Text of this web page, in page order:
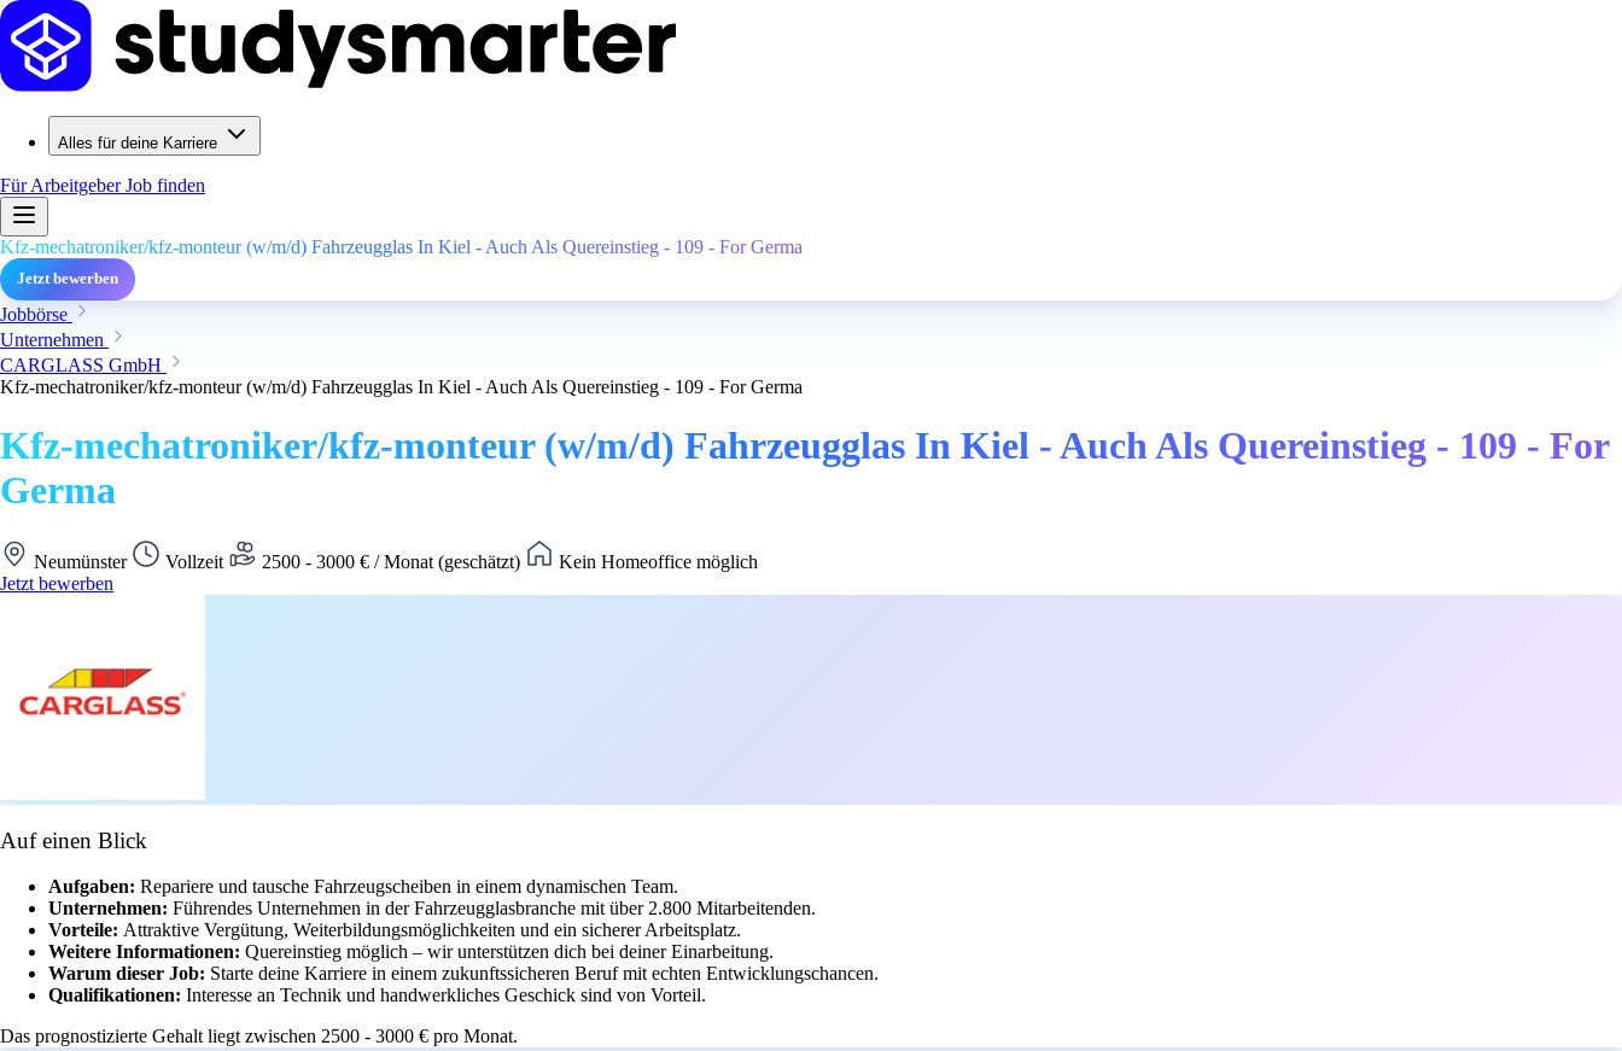
Alles für deine Karriere
Für ArbeitgeberJob finden
Kfz-mechatroniker/kfz-monteur (w/m/d) Fahrzeugglas In Kiel - Auch Als Quereinstieg - 109 - For Germa
Jetzt bewerben
Jobbörse
Unternehmen
CARGLASS GmbH
Kfz-mechatroniker/kfz-monteur (w/m/d) Fahrzeugglas In Kiel - Auch Als Quereinstieg - 109 - For Germa
Kfz-mechatroniker/kfz-monteur (w/m/d) Fahrzeugglas In Kiel - Auch Als Quereinstieg - 109 - For
Germa
Neumünster Vollzeit 2500 - 3000 € / Monat (geschätzt)
Kein Homeoffice möglich
Jetzt bewerben
Auf einen Blick
Aufgaben: Repariere und tausche Fahrzeugscheiben in einem dynamischen Team.
Unternehmen: Führendes Unternehmen in der Fahrzeugglasbranche mit über 2.800 Mitarbeitenden.
Vorteile: Attraktive Vergütung, Weiterbildungsmöglichkeiten und ein sicherer Arbeitsplatz.
Weitere Informationen: Quereinstieg möglich – wir unterstützen dich bei deiner Einarbeitung.
Warum dieser Job: Starte deine Karriere in einem zukunftssicheren Beruf mit echten Entwicklungschancen.
Qualifikationen: Interesse an Technik und handwerkliches Geschick sind von Vorteil.
Das prognostizierte Gehalt liegt zwischen 2500 - 3000 € pro Monat.